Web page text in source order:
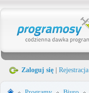
Zaloguj się Rejestracja